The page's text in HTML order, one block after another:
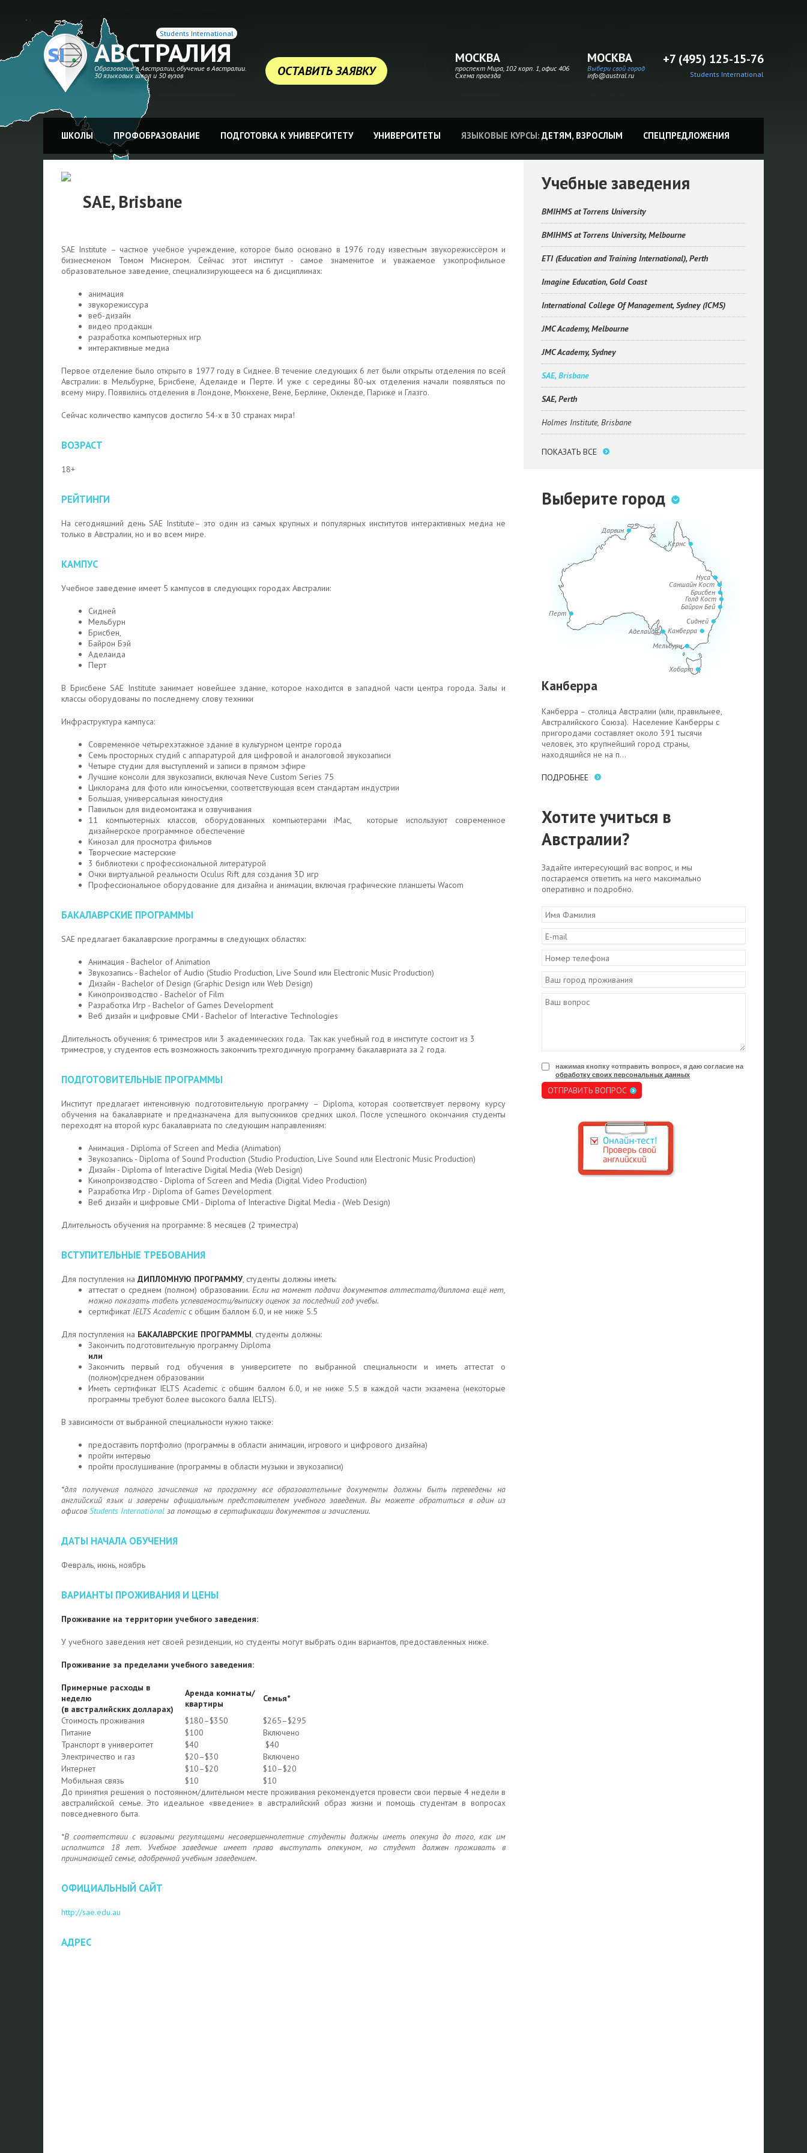
АВСТРАЛИЯ
Образование в Австралии, обучение в Австралии.
30 языковых школ и 50 вузов
Students International
ОСТАВИТЬ ЗАЯВКУ
МОСКВА
проспект Мира, 102 корп. 1, офис 406
Схема проезда
МОСКВА
Выбери свой город
info@austral.ru
+7 (495) 125-15-76
Students International
ШКОЛЫ ПРОФОБРАЗОВАНИЕ ПОДГОТОВКА К УНИВЕРСИТЕТУ УНИВЕРСИТЕТЫ ЯЗЫКОВЫЕ КУРСЫ: ДЕТЯМ, ВЗРОСЛЫМ СПЕЦПРЕДЛОЖЕНИЯ
SAE, Brisbane
SAE Institute – частное учебное учреждение, которое было основано в 1976 году известным звукорежиссёром и
бизнесменом Томом Миснером. Сейчас этот институт - самое знаменитое и уважаемое узкопрофильное
образовательное заведение, специализирующееся на 6 дисциплинах:
анимация
звукорежиссура
веб-дизайн
видео продакшн
разработка компьютерных игр
интерактивные медиа
Первое отделение было открыто в 1977 году в Сиднее. В течение следующих 6 лет были открыты отделения по всей
Австралии: в Мельбурне, Брисбене, Аделаиде и Перте. И уже с середины 80-ых отделения начали появляться по
всему миру. Появились отделения в Лондоне, Мюнхене, Вене, Берлине, Окленде, Париже и Глазго.
Сейчас количество кампусов достигло 54-х в 30 странах мира!
ВОЗРАСТ
18+
РЕЙТИНГИ
На сегодняшний день SAE Institute– это один из самых крупных и популярных институтов интерактивных медиа не
только в Австралии, но и во всем мире.
КАМПУС
Учебное заведение имеет 5 кампусов в следующих городах Австралии:
Сидней
Мельбурн
Брисбен,
Байрон Бэй
Аделаида
Перт
В Брисбене SAE Institute занимает новейшее здание, которое находится в западной части центра города. Залы и
классы оборудованы по последнему слову техники
Инфраструктура кампуса:
Современное четырехэтажное здание в культурном центре города
Семь просторных студий с аппаратурой для цифровой и аналоговой звукозаписи
Четыре студии для выступлений и записи в прямом эфире
Лучшие консоли для звукозаписи, включая Neve Custom Series 75
Циклорама для фото или киносъемки, соответствующая всем стандартам индустрии
Большая, универсальная киностудия
Павильон для видеомонтажа и озвучивания
11 компьютерных классов, оборудованных компьютерами iMac, которые используют современное
дизайнерское программное обеспечение
Кинозал для просмотра фильмов
Творческие мастерские
3 библиотеки с профессиональной литературой
Очки виртуальной реальности Oculus Rift для создания 3D игр
Профессиональное оборудование для дизайна и анимации, включая графические планшеты Wacom
БАКАЛАВРСКИЕ ПРОГРАММЫ
SAE предлагает бакалаврские программы в следующих областях:
Анимация - Bachelor of Animation
Звукозапись - Bachelor of Audio (Studio Production, Live Sound или Electronic Music Production)
Дизайн - Bachelor of Design (Graphic Design или Web Design)
Кинопроизводство - Bachelor of Film
Разработка Игр - Bachelor of Games Development
Веб дизайн и цифровые СМИ - Bachelor of Interactive Technologies
Длительность обучения: 6 триместров или 3 академических года. Так как учебный год в институте состоит из 3
триместров, у студентов есть возможность закончить трехгодичную программу бакалавриата за 2 года.
ПОДГОТОВИТЕЛЬНЫЕ ПРОГРАММЫ
Институт предлагает интенсивную подготовительную программу – Diploma, которая соответствует первому курсу
обучения на бакалавриате и предназначена для выпускников средних школ. После успешного окончания студенты
переходят на второй курс бакалавриата по следующим направлениям:
Анимация - Diploma of Screen and Media (Animation)
Звукозапись - Diploma of Sound Production (Studio Production, Live Sound или Electronic Music Production)
Дизайн - Diploma of Interactive Digital Media (Web Design)
Кинопроизводство - Diploma of Screen and Media (Digital Video Production)
Разработка Игр - Diploma of Games Development
Веб дизайн и цифровые СМИ - Diploma of Interactive Digital Media - (Web Design)
Длительность обучения на программе: 8 месяцев (2 триместра)
ВСТУПИТЕЛЬНЫЕ ТРЕБОВАНИЯ
Для поступления на ДИПЛОМНУЮ ПРОГРАММУ, студенты должны иметь:
аттестат о среднем (полном) образовании. Если на момент подачи документов аттестата/диплома ещё нет,
можно показать табель успеваемости/выписку оценок за последний год учебы.
сертификат IELTS Academic с общим баллом 6.0, и не ниже 5.5
Для поступления на БАКАЛАВРСКИЕ ПРОГРАММЫ, студенты должны:
Закончить подготовительную программу Diploma
или
Закончить первый год обучения в университете по выбранной специальности и иметь аттестат о
(полном)среднем образовании
Иметь сертификат IELTS Academic с общим баллом 6.0, и не ниже 5.5 в каждой части экзамена (некоторые
программы требуют более высокого балла IELTS).
В зависимости от выбранной специальности нужно также:
предоставить портфолио (программы в области анимации, игрового и цифрового дизайна)
пройти интервью
пройти прослушивание (программы в области музыки и звукозаписи)
*для получения полного зачисления на программу все образовательные документы должны быть переведены на
английский язык и заверены официальным представителем учебного заведения. Вы можете обратиться в один из
офисов Students International за помощью в сертификации документов и зачислении.
ДАТЫ НАЧАЛА ОБУЧЕНИЯ
Февраль, июнь, ноябрь
ВАРИАНТЫ ПРОЖИВАНИЯ И ЦЕНЫ
Проживание на территории учебного заведения:
У учебного заведения нет своей резиденции, но студенты могут выбрать один вариантов, предоставленных ниже.
Проживание за пределами учебного заведения:
Примерные расходы в
неделю
(в австралийских долларах)
Аренда комнаты/
квартиры
Семья*
Стоимость проживания $180–$350
$265–$295
Питание
$100
Включено
Транспорт в университет
$40
$40
Электричество и газ
$20–$30
Включено
Интернет
$10–$20
$10–$20
Мобильная связь
$10
$10
До принятия решения о постоянном/длительном месте проживания рекомендуется провести свои первые 4 недели в
австралийской семье. Это идеальное «введение» в австралийский образ жизни и помощь студентам в вопросах
повседневного быта.
*В соответствии с визовыми регуляциями несовершеннолетние студенты должны иметь опекуна до того, как им
исполнится 18 лет. Учебное заведение имеет право выступать опекуном, но студент должен проживать в
принимающей семье, одобренной учебным заведением.
ОФИЦИАЛЬНЫЙ САЙТ
http://sae.edu.au
АДРЕС
Учебные заведения
BMIHMS at Torrens University
BMIHMS at Torrens University, Melbourne
ETI (Education and Training International), Perth
Imagine Education, Gold Coast
International College Of Management, Sydney (ICMS)
JMC Academy, Melbourne
JMC Academy, Sydney
SAE, Brisbane
SAE, Perth
Holmes Institute, Brisbane
ПОКАЗАТЬ ВСЕ
Выберите город
Сидней
Аделаида
Байрон Бей
Брисбен
Голд Кост
Канберра
Кернс
Мельбурн
Перт
Саншайн Кост
Хобарт
Нуса
Дарвин
Канберра
Канберра – столица Австралии (или, правильнее,
Австралийского Союза). Население Канберры с
пригородами составляет около 391 тысячи
человек, это крупнейший город страны,
находящийся не на п...
ПОДРОБНЕЕ
Хотите учиться в
Австралии?
Задайте интересующий вас вопрос, и мы
постараемся ответить на него максимально
оперативно и подробно.
нажимая кнопку «отправить вопрос», я даю согласие на
обработку своих персональных данных
ОТПРАВИТЬ ВОПРОС